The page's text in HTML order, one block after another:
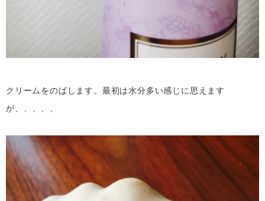
クリームをのばします。最初は水分多い感じに思えます
が、、、、、